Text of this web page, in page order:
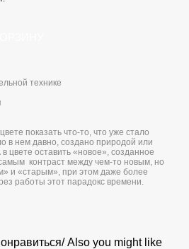
технике
показать что-то, что уже стало
в нем давно, создано природой или
цвете оставить «новое», созданное
контраст между чем-то новым, но
и «старым», при этом даже более
работы этот парадокс времени.
Also you might like